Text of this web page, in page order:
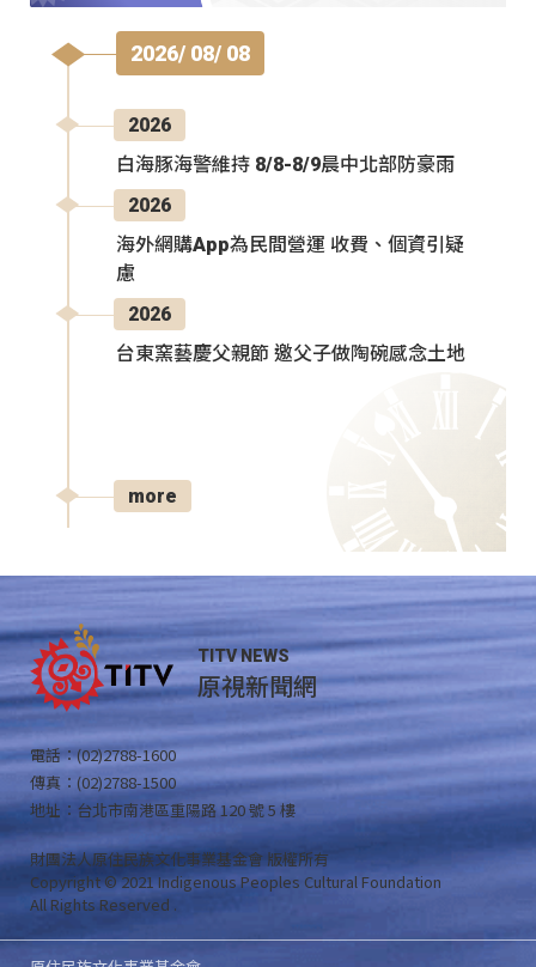
2026/ 08/ 08
2026
白海豚海警維持 8/8-8/9晨中北部防豪雨
2026
海外網購App為民間營運 收費、個資引疑
慮
2026
台東窯藝慶父親節 邀父子做陶碗感念土地
more
TITV NEWS
原視新聞網
電話：(02)2788-1600
傳真：(02)2788-1500
地址：台北市南港區重陽路 120 號 5 樓
財團法人原住民族文化事業基金會 版權所有
Copyright © 2021 Indigenous Peoples Cultural Foundation
All Rights Reserved .